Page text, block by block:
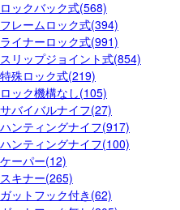
ロックバック式(568)
フレームロック式(394)
ライナーロック式(991)
スリップジョイント式(854)
特殊ロック式(219)
ロック機構なし(105)
サバイバルナイフ(27)
ハンティングナイフ(917)
ハンティングナイフ(100)
ケーパー(12)
スキナー(265)
ガットフック付き(62)